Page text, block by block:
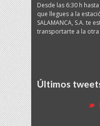
Desde las 6:30 h
que llegues a la
SALAMANCA, S.A. te
transportarte a la otra
Últimos